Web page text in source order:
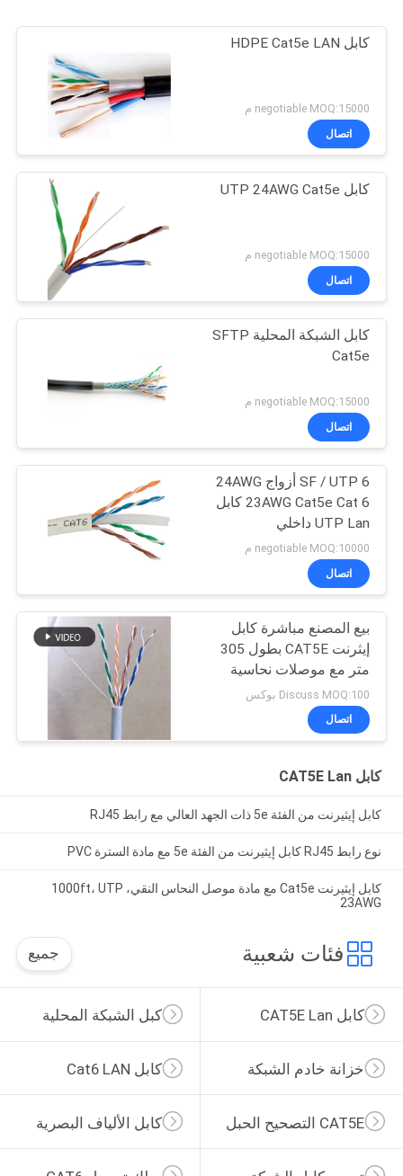
كابل HDPE Cat5e LAN
negotiable MOQ:15000 م
اتصال
كابل UTP 24AWG Cat5e
negotiable MOQ:15000 م
اتصال
كابل الشبكة المحلية SFTP
Cat5e
negotiable MOQ:15000 م
اتصال
SF / UTP 6 أزواج 24AWG
23AWG Cat5e Cat 6 كابل
UTP Lan داخلي
negotiable MOQ:10000 م
اتصال
بيع المصنع مباشرة كابل
إيثرنت CAT5E بطول 305
متر مع موصلات نحاسية
عارية
Discuss MOQ:100 بوكس
اتصال
كابل CAT5E Lan
كابل إيثيرنت من الفئة 5e ذات الجهد العالي مع رابط RJ45
نوع رابط RJ45 كابل إيثيرنت من الفئة 5e مع مادة السترة PVC
كابل إيثيرنت Cat5e مع مادة موصل النحاس النقي، 1000ft، UTP
23AWG
فئات شعبية جميع
كبل الشبكة المحلية كابل CAT5E Lan
كابل Cat6 LAN خزانة خادم الشبكة
كابل الألياف البصرية CAT5E التصحيح الحبل